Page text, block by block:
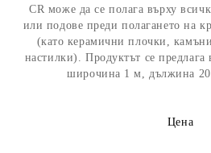
CR може да се полага върху
или подове преди полагането на
(като керамични плочки,
настилки). Продуктът се
широчина 1 м, дължина
Цена